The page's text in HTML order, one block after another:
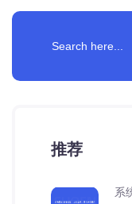
推荐
系